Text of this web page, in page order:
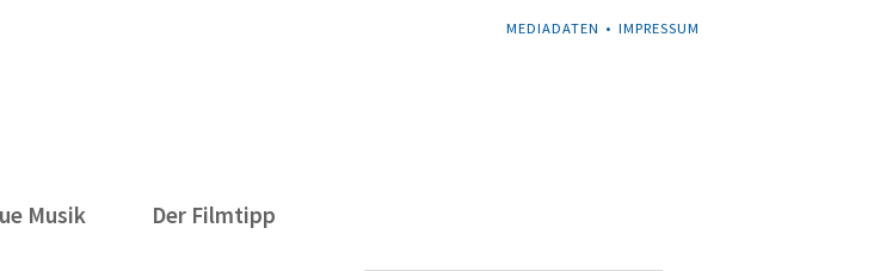
NAVIGATION
MEDIADATEN IMPRESSUM
Musik Der Filmtipp